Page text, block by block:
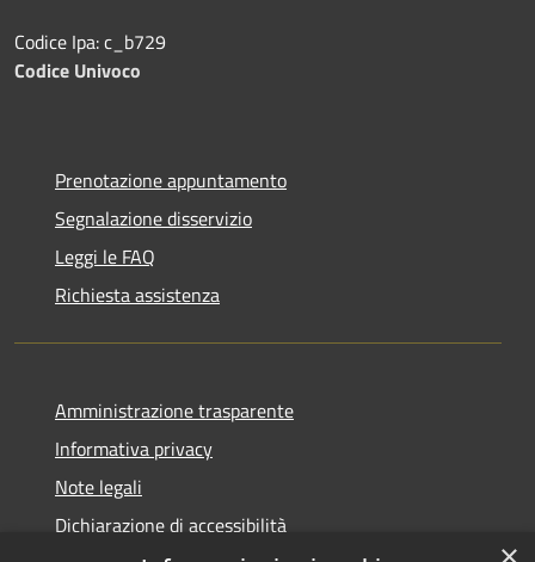
Codice Ipa: c_b729
Codice Univoco
Prenotazione appuntamento
Segnalazione disservizio
Leggi le FAQ
Richiesta assistenza
Amministrazione trasparente
Informativa privacy
Note legali
Dichiarazione di accessibilità